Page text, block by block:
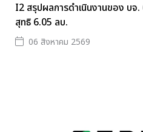
I2 สรุปผลการดำเนินงานของ บจ
สุทธิ 6.05 ลบ.
06 สิงหาคม 2569